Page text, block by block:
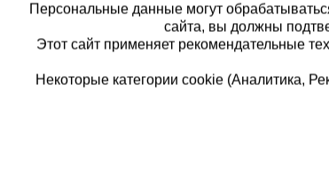
Персональные данные могут
сайта, вы должны
Этот сайт применяет рекомендательные
Некоторые категории cookie (Аналитика,